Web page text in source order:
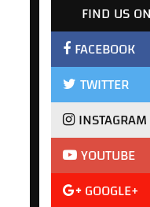
FIND US
FACEBOOK
TWITTER
INSTAGRAM
YOUTUBE
GOOGLE+